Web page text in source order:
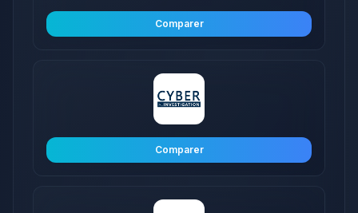
Comparer
Comparer